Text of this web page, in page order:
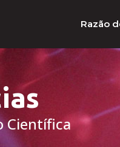
Razão
Científica